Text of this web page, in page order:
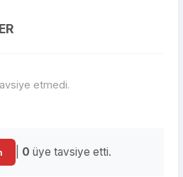
etmedi.
0 üye tavsiye etti.